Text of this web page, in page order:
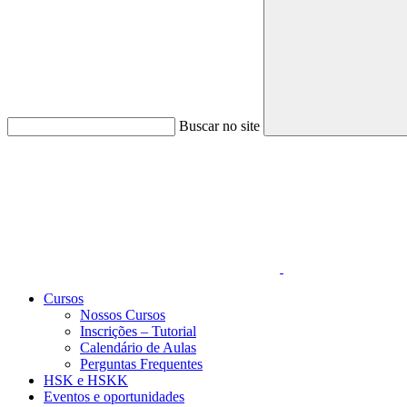
Buscar no site
Cursos
Nossos Cursos
Inscrições – Tutorial
Calendário de Aulas
Perguntas Frequentes
HSK e HSKK
Eventos e oportunidades